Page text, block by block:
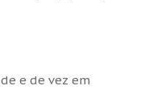
e de vez em